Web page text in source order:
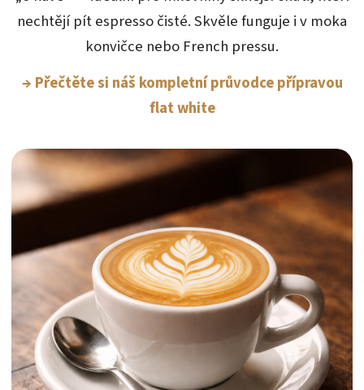
nechtějí pít espresso čisté. Skvěle funguje i v moka
konvičce nebo French pressu.
→ Přečtěte si náš kompletní průvodce přípravou
flat white